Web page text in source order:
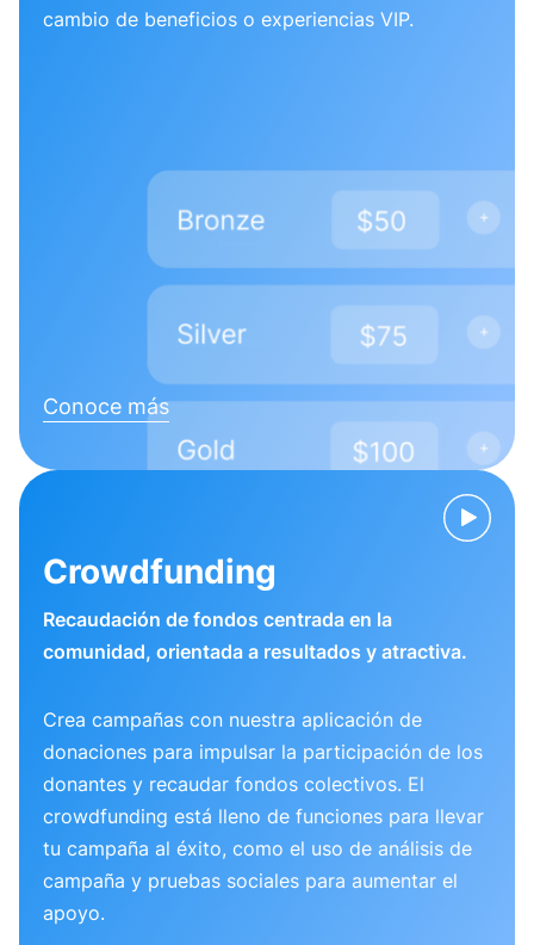
cambio de beneficios o experiencias VIP.
Conoce más
Crowdfunding
Recaudación de fondos centrada en la
comunidad, orientada a resultados y atractiva.
Crea campañas con nuestra aplicación de
donaciones para impulsar la participación de los
donantes y recaudar fondos colectivos. El
crowdfunding está lleno de funciones para llevar
tu campaña al éxito, como el uso de análisis de
campaña y pruebas sociales para aumentar el
apoyo.